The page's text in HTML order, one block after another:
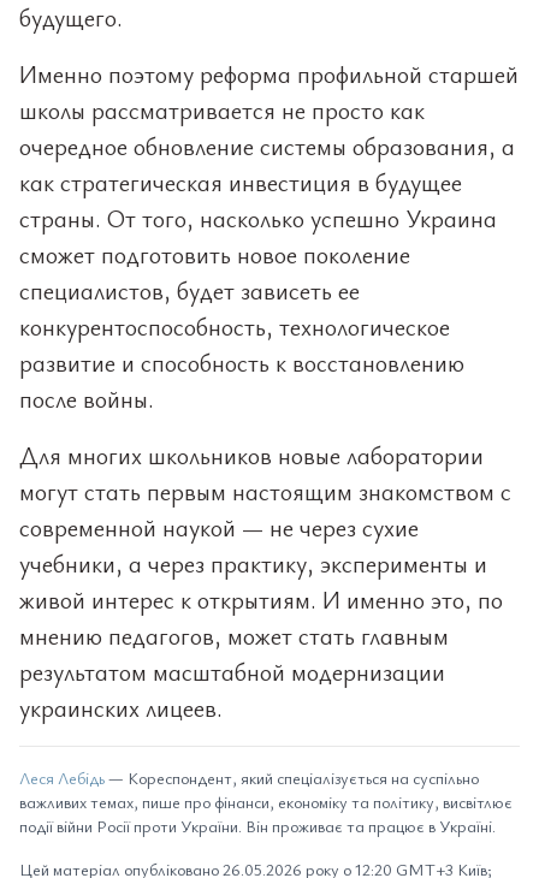
будущего.
Именно поэтому реформа профильной старшей
школы рассматривается не просто как
очередное обновление системы образования, а
как стратегическая инвестиция в будущее
страны. От того, насколько успешно Украина
сможет подготовить новое поколение
специалистов, будет зависеть ее
конкурентоспособность, технологическое
развитие и способность к восстановлению
после войны.
Для многих школьников новые лаборатории
могут стать первым настоящим знакомством с
современной наукой — не через сухие
учебники, а через практику, эксперименты и
живой интерес к открытиям. И именно это, по
мнению педагогов, может стать главным
результатом масштабной модернизации
украинских лицеев.
Леся Лебідь— Кореспондент, який спеціалізується на суспільно
важливих темах, пише про фінанси, економіку та політику, висвітлює
події війни Росії проти України. Він проживає та працює в Україні.
Цей матеріал опубліковано 26.05.2026 року о 12:20 GMT+3 Київ;